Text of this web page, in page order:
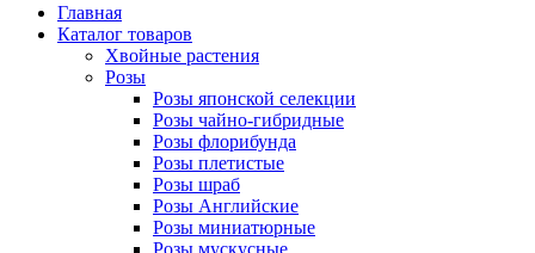
Главная
Каталог товаров
Хвойные растения
Розы
Розы японской селекции
Розы чайно-гибридные
Розы флорибунда
Розы плетистые
Розы шраб
Розы Английские
Розы миниатюрные
Розы мускусные